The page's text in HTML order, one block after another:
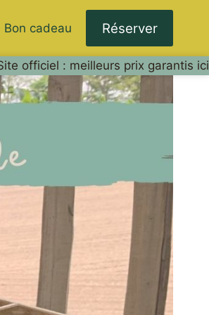
Bon cadeau Réserver
officiel : meilleurs prix garantis ici